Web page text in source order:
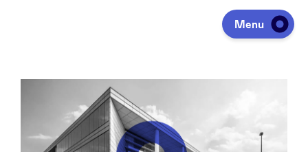
Menu
Investir
Lever des fonds